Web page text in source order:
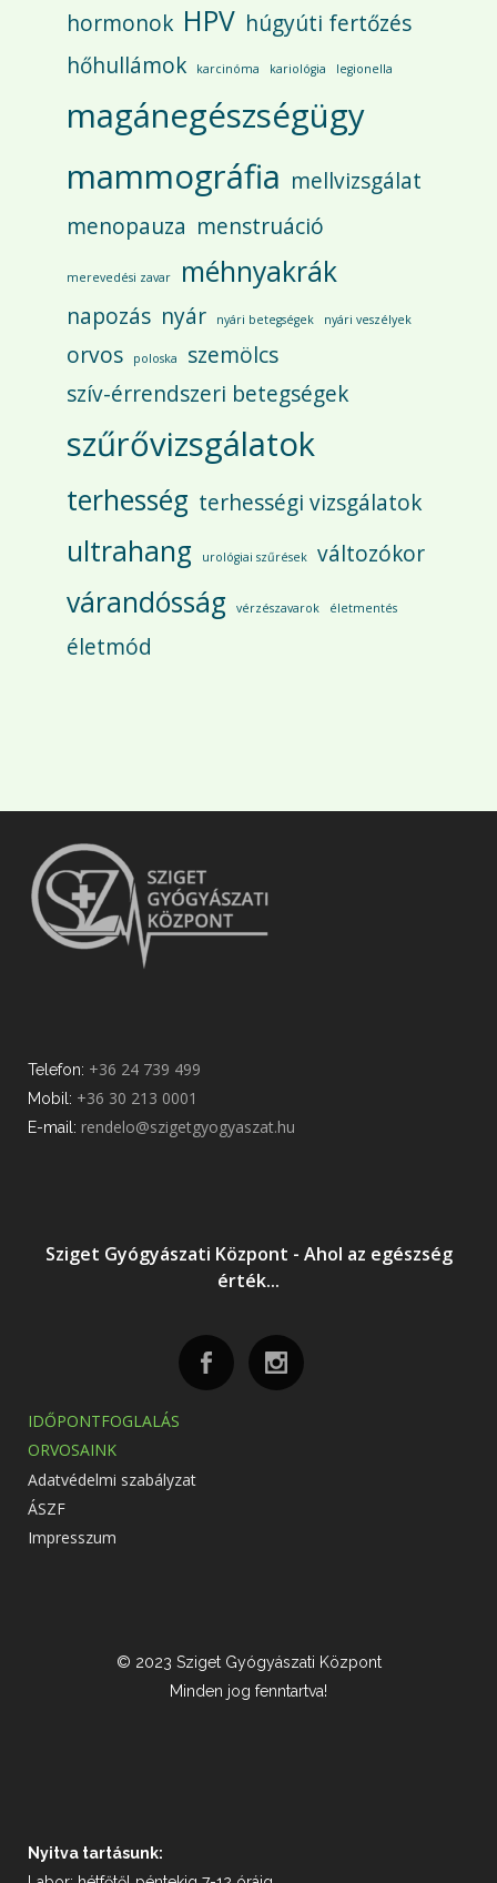
hormonok HPV húgyúti fertőzés
hőhullámok
karcinóma kariológia legionella
magánegészségügy
mammográfia mellvizsgálat
menopauza menstruáció
merevedési zavar méhnyakrák
napozás nyár nyári betegségek nyári veszélyek
orvos poloska
szemölcs
szív-érrendszeri betegségek
szűrővizsgálatok
terhesség terhességi vizsgálatok
ultrahang urológiai szűrések változókor
várandósság vérzészavarok életmentés
életmód
Telefon: +36 24 739 499
Mobil: +36 30 213 0001
E-mail: rendelo@szigetgyogyaszat.hu
Sziget Gyógyászati Központ - Ahol az egészség
érték...
IDŐPONTFOGLALÁS
ORVOSAINK
Adatvédelmi szabályzat
ÁSZF
Impresszum
© 2023 Sziget Gyógyászati Központ
Minden jog fenntartva!
Nyitva tartásunk: